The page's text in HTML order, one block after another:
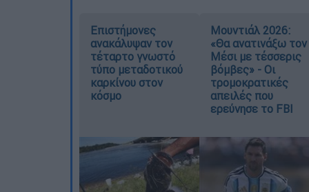
Επιστήμονες
ανακάλυψαν τον
τέταρτο γνωστό
τύπο μεταδοτικού
καρκίνου στον
κόσμο
Μουντιάλ 2026:
«Θα ανατινάξω τον
Μέσι με τέσσερις
βόμβες» - Οι
τρομοκρατικές
απειλές που
ερεύνησε το FBI